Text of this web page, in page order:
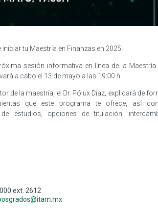
iniciar tu Maestría en Finanzas en 2025!
sesión informativa en línea de la Maestría
a cabo el 13 de mayo a las 19:00 h.
de la maestría, el Dr. Pólux Díaz, explicará de
que este programa te ofrece, así
estudios, opciones de titulación,
ext. 2612